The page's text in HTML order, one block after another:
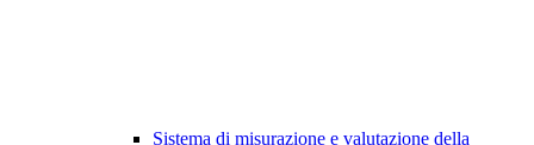
Sistema di misurazione e valutazione della